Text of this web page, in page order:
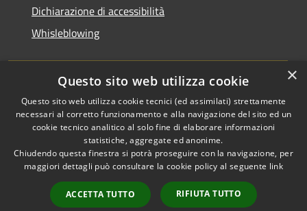
Dichiarazione di accessibilità
Whisleblowing
RSS
Accessibilità
Privacy
Cookie
Mappa del sito
Codici IPA
Area dipendenti
Copyright © 2026 • Comune di
Foggia • Powered by
Municipium•Accesso
redazione
×
Questo sito web utilizza cookie
Questo sito web utilizza cookie tecnici (ed assimilati) strettamente
necessari al corretto funzionamento e alla navigazione del sito ed un
cookie tecnico analitico al solo fine di elaborare informazioni
statistiche, aggregate ed anonime.
Chiudendo questa finestra si potrà proseguire con la navigazione, per
maggiori dettagli può consultare la cookie policy al seguente link
ACCETTA TUTTO RIFIUTA TUTTO